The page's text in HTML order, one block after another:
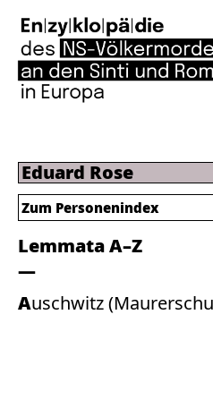
Eduard Rose
Lemmata A–Z
Auschwitz
Zum Personenindex